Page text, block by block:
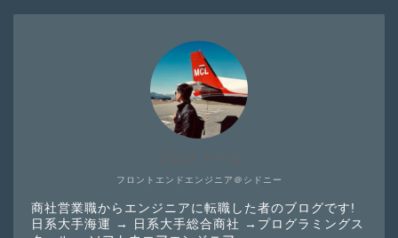
フロントエンドエンジニア＠シドニー
商社営業職からエンジニアに転職した者のブログです!
日系大手海運 → 日系大手総合商社 →プログラミングス